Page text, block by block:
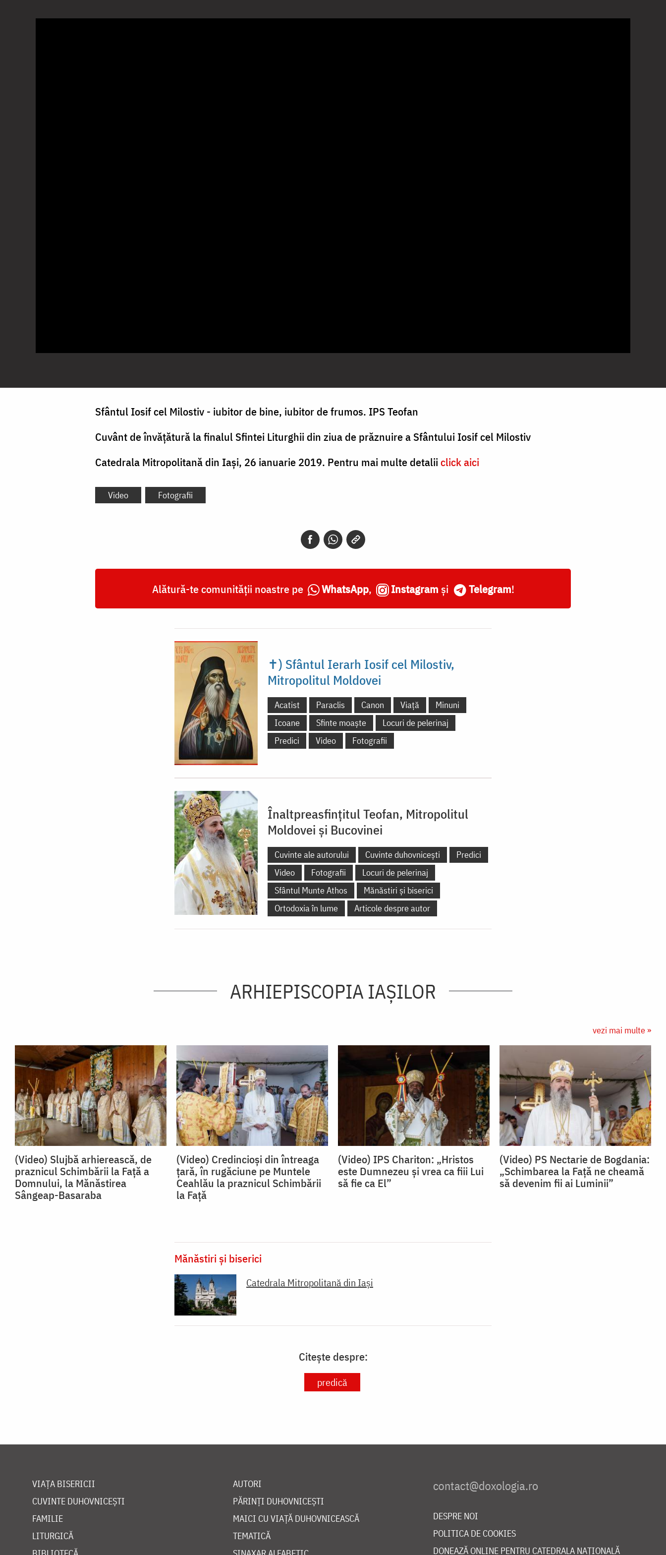
Sfântul Iosif cel Milostiv - iubitor de bine, iubitor de frumos. IPS Teofan
Cuvânt de învățătură la finalul Sfintei Liturghii din ziua de prăznuire a Sfântului Iosif cel Milostiv
Catedrala Mitropolitană din Iași, 26 ianuarie 2019. Pentru mai multe detalii click aici
Video Fotografii
Alătură-te comunității noastre pe WhatsApp, Instagram și Telegram!
✝) Sfântul Ierarh Iosif cel Milostiv,
Mitropolitul Moldovei
Acatist Paraclis Canon Viață
Minuni
Icoane
Sfinte moaște
Locuri de pelerinaj
Predici
Video Fotografii
Înaltpreasfințitul Teofan, Mitropolitul
Moldovei și Bucovinei
Cuvinte ale autorului Cuvinte duhovnicești
Predici
Video
Fotografii
Locuri de pelerinaj
Sfântul Munte Athos
Mănăstiri și biserici
Ortodoxia în lume
Articole despre autor
ARHIEPISCOPIA IAŞILOR
vezi mai multe »
(Video) Slujbă arhierească, de
praznicul Schimbării la Față a
Domnului, la Mănăstirea
Sângeap-Basaraba
(Video) Credincioși din întreaga
țară, în rugăciune pe Muntele
Ceahlău la praznicul Schimbării
la Față
(Video) IPS Chariton: „Hristos
este Dumnezeu și vrea ca fiii Lui
să fie ca El”
(Video) PS Nectarie de Bogdania:
„Schimbarea la Față ne cheamă
să devenim fii ai Luminii”
Mănăstiri și biserici
Catedrala Mitropolitană din Iaşi
Citește despre:
predică
VIAȚA BISERICII
CUVINTE DUHOVNICEȘTI
FAMILIE
LITURGICĂ
AUTORI
PĂRINȚI DUHOVNICEȘTI
MAICI CU VIAȚĂ DUHOVNICEASCĂ
TEMATICĂ
DESPRE NOI
POLITICA DE COOKIES
DONEAZĂ ONLINE PENTRU CATEDRALA NAȚIONALĂ